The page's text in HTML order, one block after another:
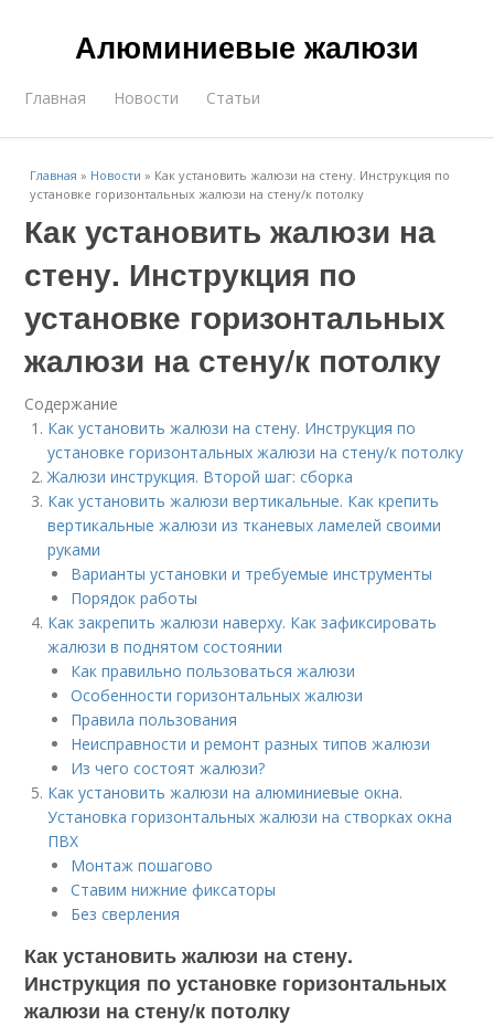
Алюминиевые жалюзи
Главная Новости Статьи
Главная » Новости » Как установить жалюзи на стену. Инструкция по
установке горизонтальных жалюзи на стену/к потолку
Как установить жалюзи на
стену. Инструкция по
установке горизонтальных
жалюзи на стену/к потолку
Содержание
Как установить жалюзи на стену. Инструкция по
установке горизонтальных жалюзи на стену/к потолку
Жалюзи инструкция. Второй шаг: сборка
Как установить жалюзи вертикальные. Как крепить
вертикальные жалюзи из тканевых ламелей своими
руками
Варианты установки и требуемые инструменты
Порядок работы
Как закрепить жалюзи наверху. Как зафиксировать
жалюзи в поднятом состоянии
Как правильно пользоваться жалюзи
Особенности горизонтальных жалюзи
Правила пользования
Неисправности и ремонт разных типов жалюзи
Из чего состоят жалюзи?
Как установить жалюзи на алюминиевые окна.
Установка горизонтальных жалюзи на створках окна
ПВХ
Монтаж пошагово
Ставим нижние фиксаторы
Без сверления
Как установить жалюзи на стену.
Инструкция по установке горизонтальных
жалюзи на стену/к потолку